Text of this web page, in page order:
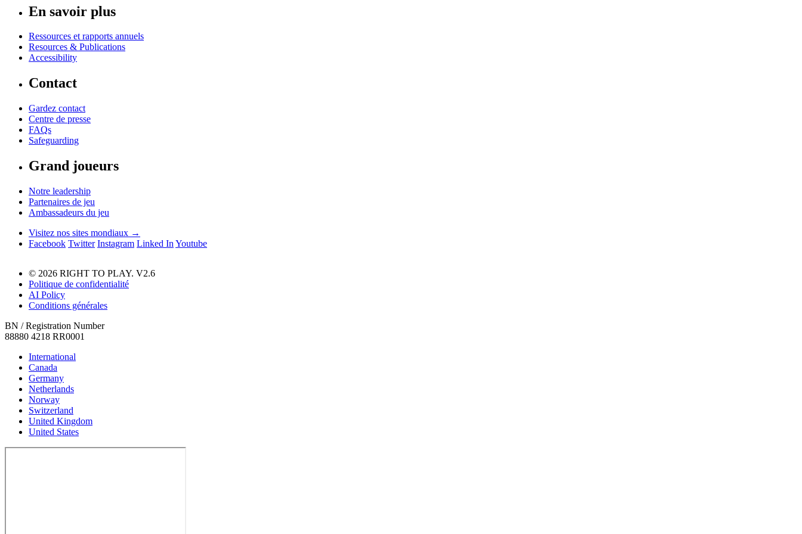
En savoir plus
Ressources et rapports annuels
Resources & Publications
Accessibility
Contact
Gardez contact
Centre de presse
FAQs
Safeguarding
Grand joueurs
Notre leadership
Partenaires de jeu
Ambassadeurs du jeu
Visitez nos sites mondiaux →
Facebook Twitter Instagram Linked In Youtube
© 2026 RIGHT TO PLAY. V2.6
Politique de confidentialité
AI Policy
Conditions générales
BN / Registration Number
88880 4218 RR0001
International
Canada
Germany
Netherlands
Norway
Switzerland
United Kingdom
United States